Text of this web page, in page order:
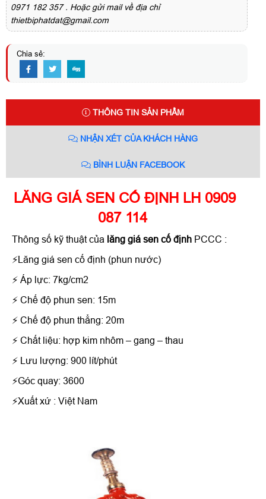
0971 182 357 . Hoặc gửi mail về địa chỉ
thietbiphatdat@gmail.com
Chia sẻ:
THÔNG TIN SẢN PHẨM
NHẬN XÉT CỦA KHÁCH HÀNG
BÌNH LUẬN FACEBOOK
LĂNG GIÁ SEN CỐ ĐỊNH LH 0909
087 114
Thông số kỹ thuật của lăng giá sen cố định PCCC :
⚡Lăng giá sen cố định (phun nước)
⚡ Áp lực: 7kg/cm2
⚡ Chế độ phun sen: 15m
⚡ Chế độ phun thẳng: 20m
⚡ Chất liệu: hợp kim nhôm – gang – thau
⚡ Lưu lượng: 900 lít/phút
⚡Góc quay: 3600
⚡Xuất xứ : Việt Nam